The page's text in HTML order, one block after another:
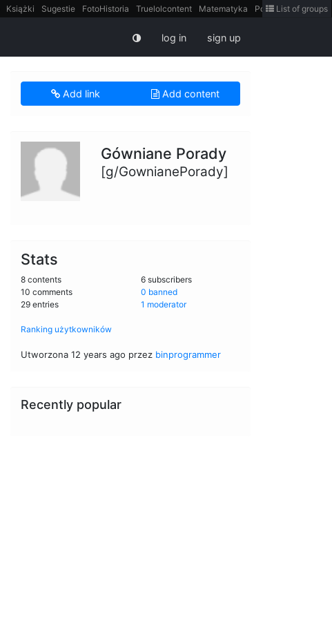
Książki Sugestie FotoHistoria Truelolcontent Matematyka Polska
intern
List of groups
log in sign up
Add link Add content
Gówniane Porady
[g/GownianePorady]
Stats
8 contents
10 comments
29 entries
6 subscribers
0 banned
1 moderator
Ranking użytkowników
Utworzona 12 years ago przez binprogrammer
Recently popular